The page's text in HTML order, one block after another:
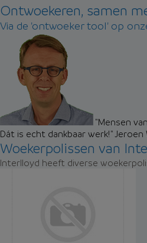
Ontwoekeren, samen
Via de 'ontwoeker tool' op
"Mensen
Dát is echt dankbaar werk!"Jeroen
Woekerpolissen van
Interlloyd heeft diverse